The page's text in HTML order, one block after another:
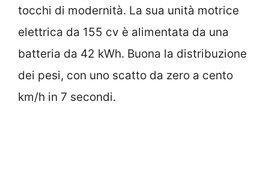
tocchi di modernità. La sua unità motrice
elettrica da 155 cv è alimentata da una
batteria da 42 kWh. Buona la distribuzione
dei pesi, con uno scatto da zero a cento
km/h in 7 secondi.